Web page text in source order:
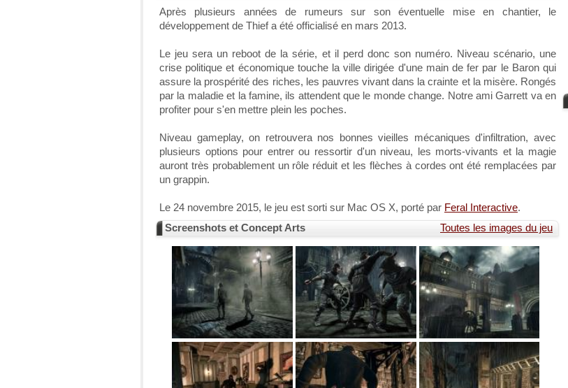
Après plusieurs années de rumeurs sur son éventuelle mise en chantier, le
développement de Thief a été officialisé en mars 2013.
Le jeu sera un reboot de la série, et il perd donc son numéro. Niveau scénario, une
crise politique et économique touche la ville dirigée d'une main de fer par le Baron qui
assure la prospérité des riches, les pauvres vivant dans la crainte et la misère. Rongés
par la maladie et la famine, ils attendent que le monde change. Notre ami Garrett va en
profiter pour s'en mettre plein les poches.
Niveau gameplay, on retrouvera nos bonnes vieilles mécaniques d'infiltration, avec
plusieurs options pour entrer ou ressortir d'un niveau, les morts-vivants et la magie
auront très probablement un rôle réduit et les flèches à cordes ont été remplacées par
un grappin.
Le 24 novembre 2015, le jeu est sorti sur Mac OS X, porté par Feral Interactive.
Toutes les images du jeu
Screenshots et Concept Arts